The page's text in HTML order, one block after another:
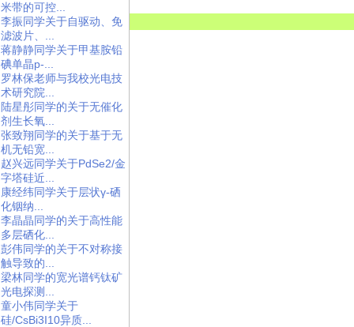
米带的可控...
李振同学关于自驱动、免
滤波片、...
蒋静静同学关于甲基胺铅
碘单晶p-...
罗林保老师与我校光电技
术研究院...
陆星彤同学的关于无催化
剂生长氧...
张致翔同学的关于基于无
机无铅宽...
赵兴远同学关于PdSe2/金
字塔硅近...
康经纬同学关于层状γ-硒
化铟纳...
李晶晶同学的关于高性能
多层硒化...
彭伟同学的关于不对称接
触导致的...
梁林同学的宽光谱钙钛矿
光电探测...
童小伟同学关于
硅/CsBi3I10异质...